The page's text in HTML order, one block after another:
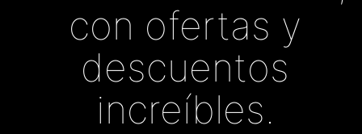
con ofertas y
descuentos
increíbles.